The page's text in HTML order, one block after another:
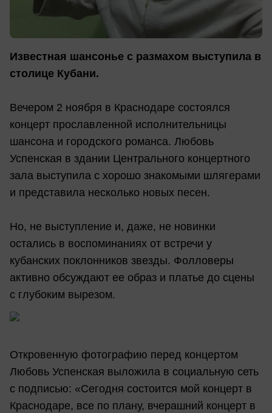
Известная шансонье с размахом выступила в
столице Кубани.
Вечером 2 ноября в Краснодаре состоялся
концерт прославленной исполнительницы
шансона и городского романса. Любовь
Успенская в здании Центрального концертного
зала выступила с хорошо знакомыми шлягерами
и представила несколько новых песен.
Но, не выступление и, даже, не новинки
остались в воспоминаниях от встречи у
кубанских поклонников звезды. Фолловеры
активно обсуждают ее образ и платье до сцены
с глубоким вырезом.
Откровенную фотографию перед концертом
Любовь Успенская выложила в социальную сеть
с подписью: «Сегодня состоится мой концерт в
Краснодаре, все по плану, вчерашний концерт в